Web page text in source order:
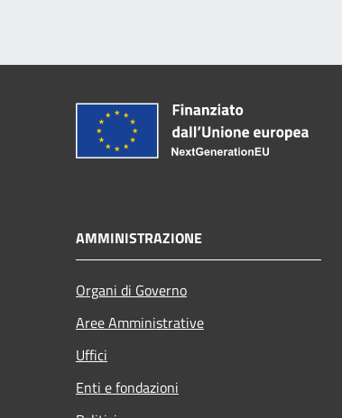
AMMINISTRAZIONE
Organi di Governo
Aree Amministrative
Uffici
Enti e fondazioni